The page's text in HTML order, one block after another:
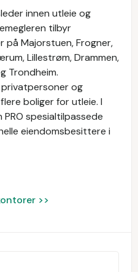
innen utleie og
tilbyr
Majorstuen, Frogner,
Lillestrøm, Drammen,
Trondheim.
og
boliger for utleie. I
spesialtilpassede
eiendomsbesittere i
>>